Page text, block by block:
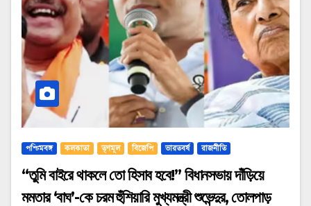
পশ্চিমবঙ্গ কলকাতা তৃণমূল বিজেপি ভারতবর্ষ রাজনীতি
“তুমি বাইরে থাকলে তো হিসাব হবে!” বিধানসভায় দাঁড়িয়ে
মমতার ‘বাঘ’-কে চরম হুঁশিয়ারি মুখ্যমন্ত্রী শুভেন্দুর, তোলপাড়